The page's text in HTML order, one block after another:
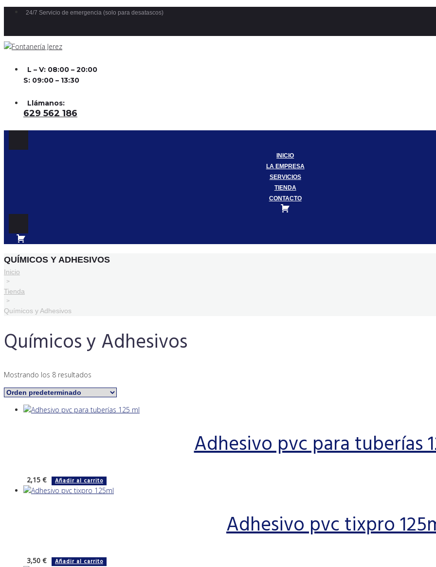
24/7 Servicio de emergencia (solo para desatascos)
L – V: 08:00 – 20:00
S: 09:00 – 13:30
Llámanos:
629 562 186
INICIO
LA EMPRESA
SERVICIOS
TIENDA
CONTACTO
QUÍMICOS Y ADHESIVOS
Inicio
>
Tienda
>
Químicos y Adhesivos
Químicos y Adhesivos
Mostrando los 8 resultados
Adhesivo pvc para tuberías
2,15 € Añadir al carrito
Adhesivo pvc tixpro
3,50 € Añadir al carrito